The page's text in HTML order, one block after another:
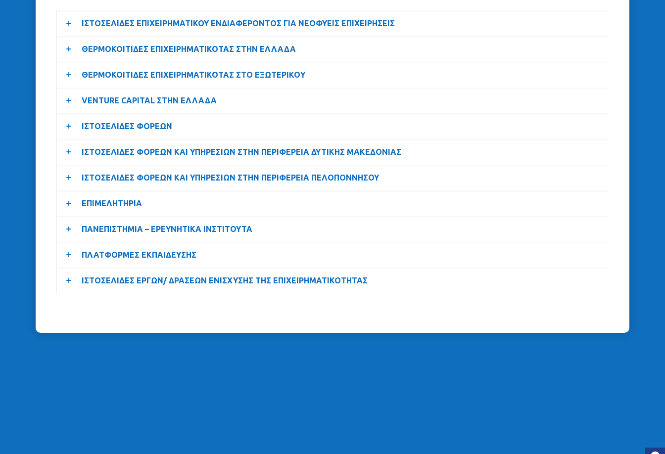
ΙΣΤΟΣΕΛΙΔΕΣ ΕΠΙΧΕΙΡΗΜΑΤΙΚΟΥ ΕΝΔΙΑΦΕΡΟΝΤΟΣ ΓΙΑ ΝΕΟΦΥΕΙΣ ΕΠΙΧΕΙΡΗΣΕΙΣ
ΘΕΡΜΟΚΟΙΤΙΔΕΣ ΕΠΙΧΕΙΡΗΜΑΤΙΚΟΤΑΣ ΣΤΗΝ ΕΛΛΑΔΑ
ΘΕΡΜΟΚΟΙΤΙΔΕΣ ΕΠΙΧΕΙΡΗΜΑΤΙΚΟΤΑΣ ΣΤΟ ΕΞΩΤΕΡΙΚΟY
VENTURE CAPITAL ΣΤΗΝ ΕΛΛΑΔΑ
ΙΣΤΟΣΕΛΙΔΕΣ ΦΟΡΕΩΝ
ΙΣΤΟΣΕΛΙΔΕΣ ΦΟΡΕΩΝ ΚΑΙ ΥΠΗΡΕΣΙΩΝ ΣΤΗΝ ΠΕΡΙΦΕΡΕΙΑ ΔΥΤΙΚΗΣ ΜΑΚΕΔΟΝΙΑΣ
ΙΣΤΟΣΕΛΙΔΕΣ ΦΟΡΕΩΝ ΚΑΙ ΥΠΗΡΕΣΙΩΝ ΣΤΗN ΠΕΡΙΦΕΡΕΙΑ ΠΕΛΟΠΟΝΝΗΣΟΥ
ΕΠΙΜΕΛΗΤΗΡΙΑ
ΠΑΝΕΠΙΣΤΗΜΙΑ – ΕΡΕΥΝΗΤΙΚΑ ΙΝΣΤΙΤΟΥΤΑ
ΠΛΑΤΦΟΡΜΕΣ ΕΚΠΑΙΔΕΥΣΗΣ
ΙΣΤΟΣΕΛΙΔΕΣ ΕΡΓΩΝ/ ΔΡΑΣΕΩΝ ΕΝΙΣΧΥΣΗΣ ΤΗΣ ΕΠΙΧΕΙΡΗΜΑΤΙΚΟΤΗΤΑΣ